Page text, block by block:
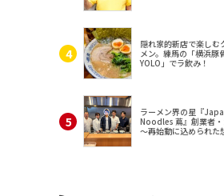
隠れ家的新店で楽しむ
メン。練馬の「横浜豚
YOLO」でラ飲み！
ラーメン界の星『
Noodles 蔦』創業者・
～再始動に込められた